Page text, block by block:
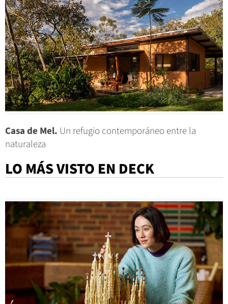
Casa de Mel. Un refugio contemporáneo entre la
naturaleza
LO MÁS VISTO EN DECK